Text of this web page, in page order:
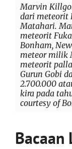
Marvin
dari meteorit
Matahari.
meteorit
Bonham,
meteor milik
meteorit
Gurun Gobi
2.700.000
kira pada
courtesy of
Bacaan